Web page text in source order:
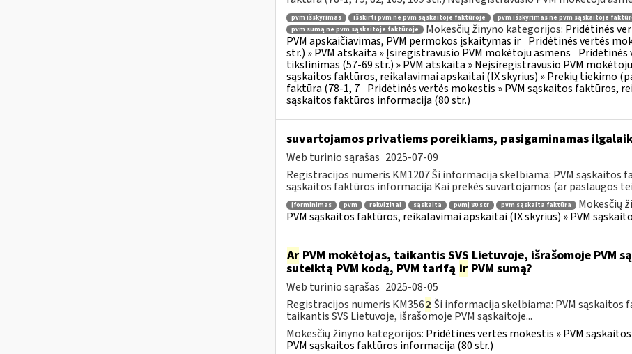
pvm išskyrimas išskirti pvm ne pvm sąskaitoje faktūroje pvm išskyrimas ne pvm sąskaitoje
pvm sumą ne pvm sąskaitoje faktūroje
Mokesčių žinyno kategorijos: Pridėtinės
PVM apskaičiavimas, PVM permokos įskaitymas ir Pridėtinės vertės
str.) » PVM atskaita » Įsiregistravusio PVM mokėtoju asmens Pridėtinės
tikslinimas (57-69 str.) » PVM atskaita » Neįsiregistravusio PVM
sąskaitos faktūros, reikalavimai apskaitai (IX skyrius) » Prekių tiekimo
faktūra (78-1, 7 Pridėtinės vertės mokestis » PVM sąskaitos faktūros,
sąskaitos faktūros informacija (80 str.)
suvartojamos privatiems poreikiams, pasigaminamas
Web turinio sąrašas 2025-07-09
Registracijos numeris KM1207 Ši informacija skelbiama: PVM sąskaitos
sąskaitos faktūros informacija Kai prekės suvartojamos (ar paslaugos
įforminimas pvm rekvizitai sąskaita pvmį 80 str pvm sąskaita faktūra Mokesčių
PVM sąskaitos faktūros, reikalavimai apskaitai (IX skyrius) » PVM
ArPVM mokėtojas, taikantis SVS Lietuvoje, išrašomoje
suteiktą PVM kodą, PVM tarifą irPVM sumą?
Web turinio sąrašas 2025-08-05
Registracijos numeris KM3562 Ši informacija skelbiama: PVM
taikantis SVS Lietuvoje, išrašomoje PVM sąskaitoje...
Mokesčių žinyno kategorijos: Pridėtinės vertės mokestis » PVM
PVM sąskaitos faktūros informacija (80 str.)